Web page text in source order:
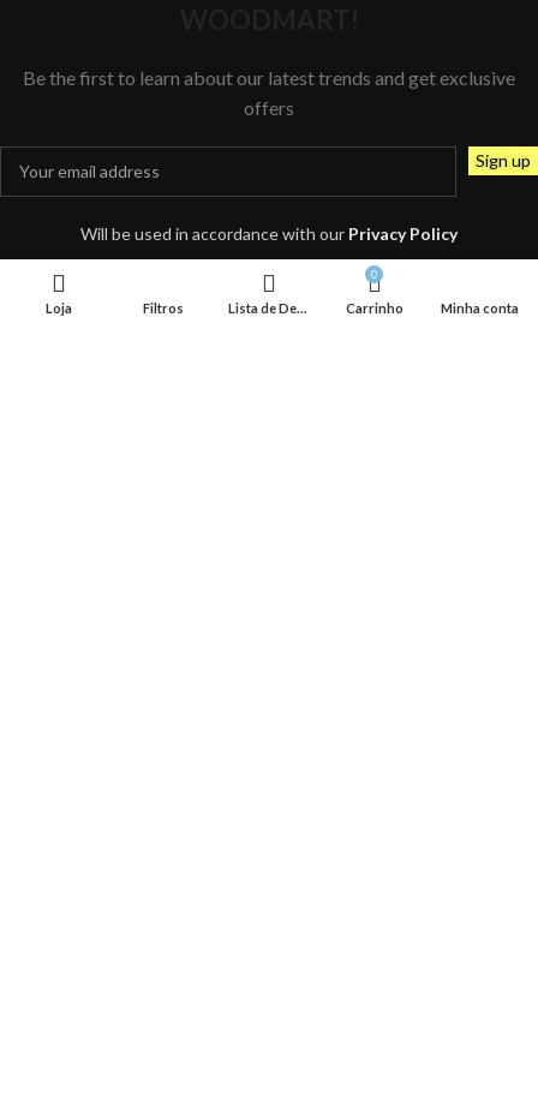
Be the first to learn about our latest trends and get exclusive
offers
Will be used in accordance with our Privacy Policy
Loja Filtros Lista de Desejos
0
Carrinho Minha conta